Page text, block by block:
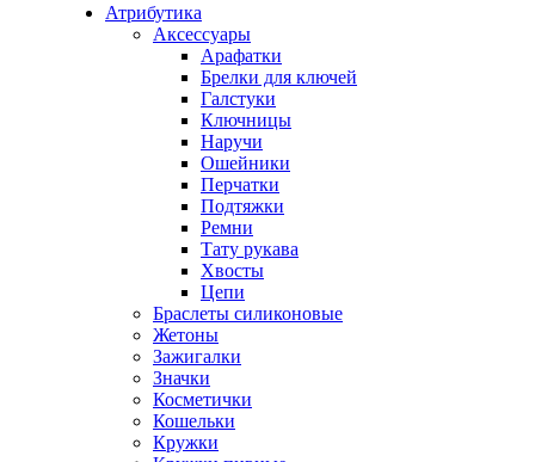
Атрибутика
Аксессуары
Арафатки
Брелки для ключей
Галстуки
Ключницы
Наручи
Ошейники
Перчатки
Подтяжки
Ремни
Тату рукава
Хвосты
Цепи
Браслеты силиконовые
Жетоны
Зажигалки
Значки
Косметички
Кошельки
Кружки